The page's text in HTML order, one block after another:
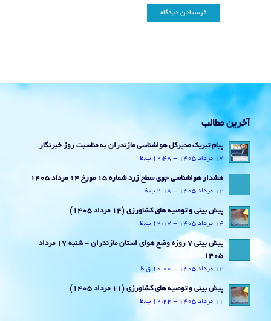
آخرین مطالب
پیام تبریک مدیرکل هواشناسی مازندران به مناسبت روز خبرنگار
17 مرداد 1405 - 12:48 ب.ظ
هشدار هواشناسی جوی سطح زرد شماره 15 مورخ 14 مرداد 1405
14 مرداد 1405 - 2:18 ب.ظ
پیش بینی و توصیه های کشاورزی (14 مرداد ۱۴۰۵)
14 مرداد 1405 - 12:17 ب.ظ
پیش بینی 7 روزه وضع هوای استان مازندران – شنبه 17 مرداد
1405
14 مرداد 1405 - 10:00 ق.ظ
پیش بینی و توصیه های کشاورزی (11 مرداد ۱۴۰۵)
11 مرداد 1405 - 12:22 ب.ظ